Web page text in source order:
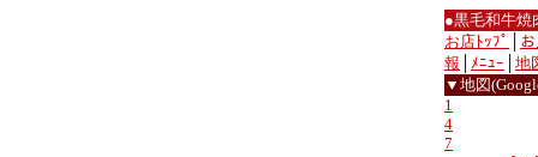
●黒毛和牛
お店ﾄｯﾌﾟ
報
ﾒﾆｭｰ
地
▼地図
1
4
7